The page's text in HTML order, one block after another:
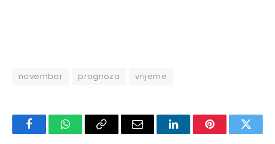
novembar prognoza vrijeme
FacebookWhatsAppCopy
Email LinkedInPinterest